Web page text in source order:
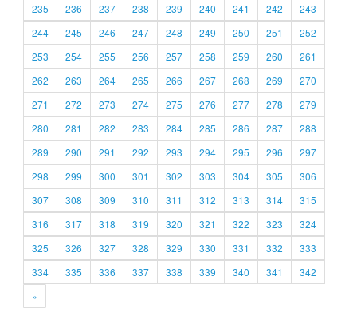
235
236 237 238 239 240 241 242
243
244
245 246 247 248 249 250 251
252
253
254 255 256 257 258 259 260
261
262
263 264 265 266 267 268 269
270
271
272 273 274 275 276 277 278
279
280
281 282 283 284 285 286 287
288
289
290 291 292 293 294 295 296
297
298
299 300 301 302 303 304 305
306
307
308 309 310 311 312 313 314
315
316
317 318 319 320 321 322 323
324
325
326 327 328 329 330 331 332
333
334
335 336 337 338 339 340 341
342
»